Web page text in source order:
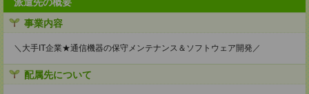
事業内容
＼大手IT企業★通信機器の保守メンテナンス＆ソフトウェア開発／
配属先について